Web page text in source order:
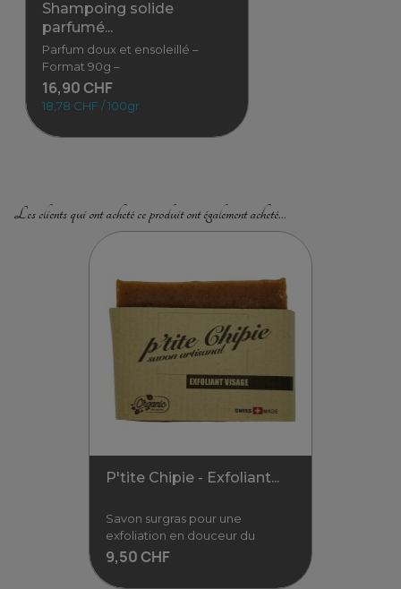
Shampoing solide
parfumé...
Parfum doux et ensoleillé –
Format 90g –
16,90 CHF
18,78 CHF / 100gr
Shampoing solide parfumé...
Parfum doux et ensoleillé –
Format 90g – Fabriqué à la
main en Suisse Besoin
d’évasion
Voir
Les clients qui ont acheté ce produit ont également acheté...
P'tite Chipie - Exfoliant...
Savon surgras pour une
exfoliation en douceur du
9,50 CHF